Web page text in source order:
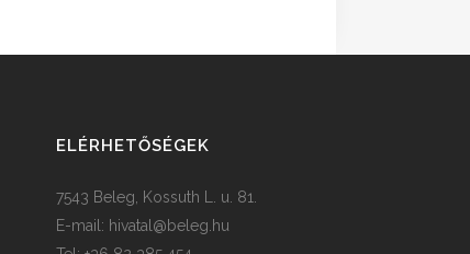
ELÉRHETŐSÉGEK
7543 Beleg, Kossuth L. u. 81.
E-mail: hivatal@beleg.hu